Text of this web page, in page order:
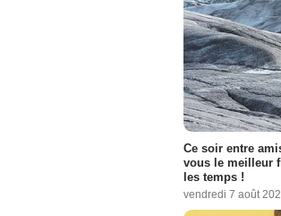
Ce soir entre
vous le meilleur
les temps !
vendredi 7 août